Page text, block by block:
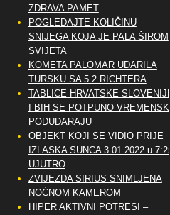
ZDRAVA PAMET
POGLEDAJTE KOLIČINU
SNIJEGA KOJA JE PALA ŠIROM
SVIJETA
KOMETA PALOMAR UDARILA
TURSKU SA 5.2 RICHTERA
TABLICE HRVATSKE SLOVENIJE
I BIH SE POTPUNO VREMENSKI
PODUDARAJU
OBJEKT KOJI SE VIDIO PRIJE
IZLASKA SUNCA 3.01.2022 u 7:25
UJUTRO
ZVIJEZDA SIRIUS SNIMLJENA
NOĆNOM KAMEROM
HIPER AKTIVNI POTRESI –